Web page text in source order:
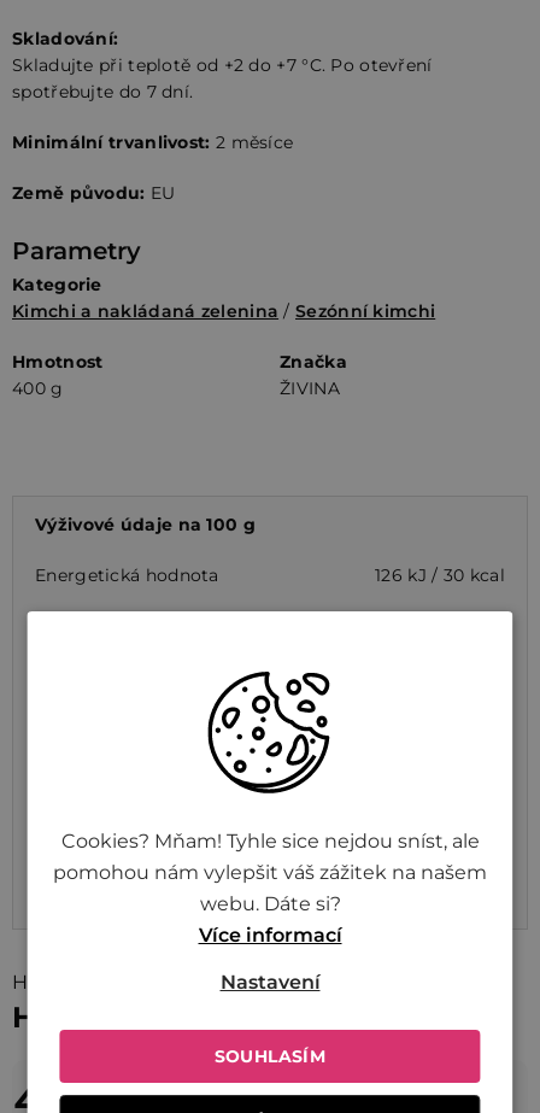
Skladování:
Skladujte při teplotě od +2 do +7 °C. Po otevření
spotřebujte do 7 dní.
Minimální trvanlivost: 2 měsíce
Země původu: EU
Parametry
Kategorie
Kimchi a nakládaná zelenina /Sezónní kimchi
Hmotnost
400 g
Značka
ŽIVINA
Výživové údaje na 100 g
Energetická hodnota 126 kJ / 30 kcal
z toho nasycené mastné
Bílkoviny 1,9 g
Hodnocení (5)
Hodnocení produktu
4,2
Cookies? Mňam! Tyhle sice nejdou sníst, ale
pomohou nám vylepšit váš zážitek na našem
webu. Dáte si?
Více informací
SOUHLASÍM
Nastavení